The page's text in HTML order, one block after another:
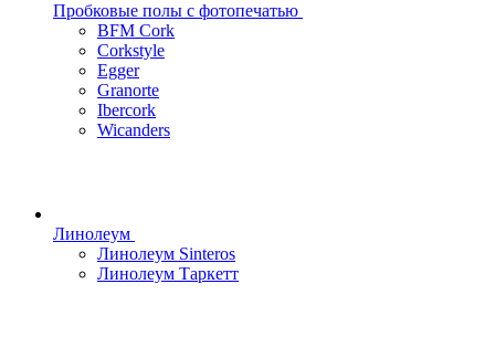
Пробковые полы с фотопечатью
BFM Cork
Corkstyle
Egger
Granorte
Ibercork
Wicanders
Линолеум
Линолеум Sinteros
Линолеум Таркетт